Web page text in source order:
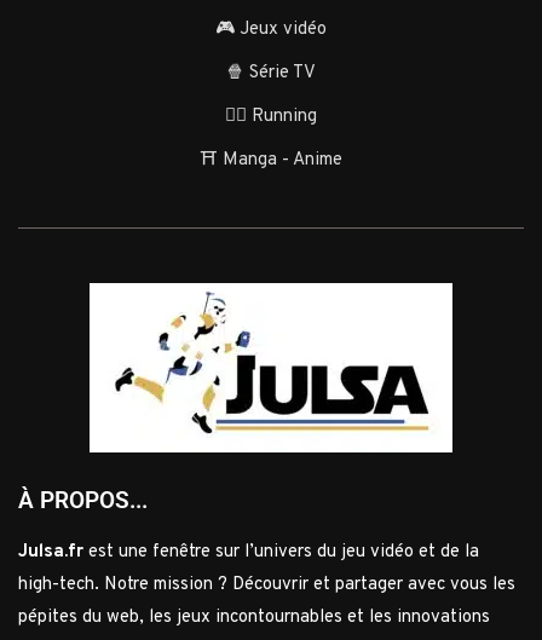
🎮 Jeux vidéo
🍿 Série TV
🏃‍♂️ Running
⛩️ Manga - Anime
À PROPOS...
Julsa.fr est une fenêtre sur l’univers du jeu vidéo et de la
high-tech. Notre mission ? Découvrir et partager avec vous les
pépites du web, les jeux incontournables et les innovations